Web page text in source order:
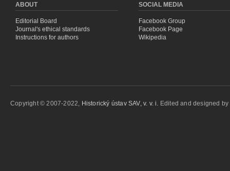
ABOUT
Editorial Board
Journal's ethical standards
Instructions for authors
SOCIAL MEDIA
Facebook Group
Facebook Page
Wikipedia
Copyright © 2007-2022, Historický ústav SAV, v. v. i. Edited and designed by